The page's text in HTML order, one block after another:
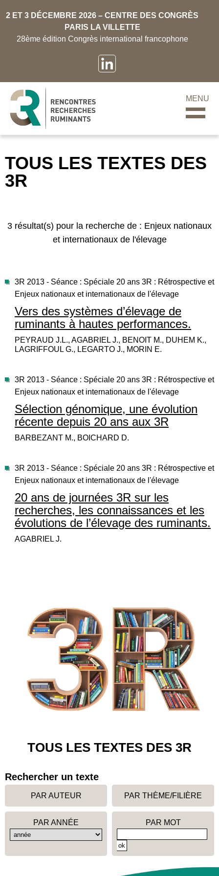
2 ET 3 DÉCEMBRE 2026 – CENTRE DES CONGRÈS
PARIS LA VILLETTE
28ème édition Congrès international francophone
MENU
TOUS LES TEXTES DES
3R
3 résultat(s) pour la recherche de : Enjeux nationaux
et internationaux de l'élevage
3R 2013 - Séance : Spéciale 20 ans 3R : Rétrospective et
Enjeux nationaux et internationaux de l'élevage
Vers des systèmes d’élevage de
ruminants à hautes performances.
PEYRAUD J.L., AGABRIEL J., BENOIT M., DUHEM K.,
LAGRIFFOUL G., LEGARTO J., MORIN E.
3R 2013 - Séance : Spéciale 20 ans 3R : Rétrospective et
Enjeux nationaux et internationaux de l'élevage
Sélection génomique, une évolution
récente depuis 20 ans aux 3R
BARBEZANT M., BOICHARD D.
3R 2013 - Séance : Spéciale 20 ans 3R : Rétrospective et
Enjeux nationaux et internationaux de l'élevage
20 ans de journées 3R sur les
recherches, les connaissances et les
évolutions de l’élevage des ruminants.
AGABRIEL J.
TOUS LES TEXTES DES 3R
Rechercher un texte
PAR AUTEUR PAR THÈME/FILIÈRE
PAR ANNÉE PAR MOT